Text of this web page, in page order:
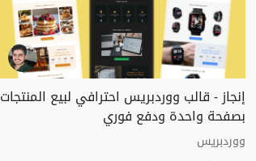
إنجاز - قالب ووردبريس احترافي لبيع المنتجات
بصفحة واحدة ودفع فوري
ووردبريس